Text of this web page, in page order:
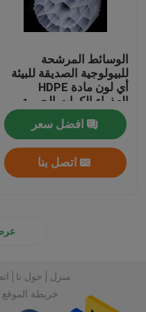
الوسائط المرشحة
للبيولوجية الصديقة للبيئة
أي لون مادة HDPE
العذراء الكرات الحيوية
افضل سعر
اتصل بنا
منزل حول نا
خريطة الموقع